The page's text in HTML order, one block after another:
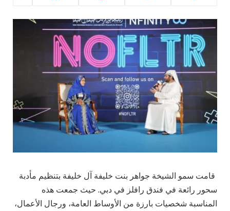
قامت سمو الشيخة جواهر بنت خليفة آل خليفة بتنظيم مأدبة
سحور رائعة في فندق رافلز في دبي. حيث جمعت هذه
المناسبة شخصيات بارزة من الأوساط العامة، ورجال الأعمال،